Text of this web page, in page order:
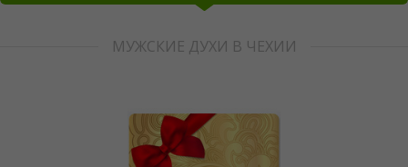
МУЖСКИЕ ДУХИ В ЧЕХИИ